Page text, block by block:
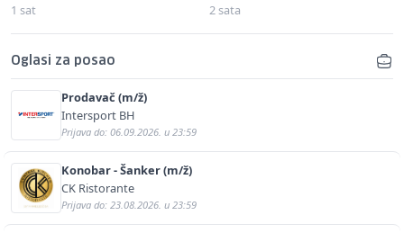
1 sat 2 sata
Oglasi za posao
Prodavač (m/ž)
Intersport BH
Prijava do: 06.09.2026. u 23:59
Konobar - Šanker (m/ž)
CK Ristorante
Prijava do: 23.08.2026. u 23:59